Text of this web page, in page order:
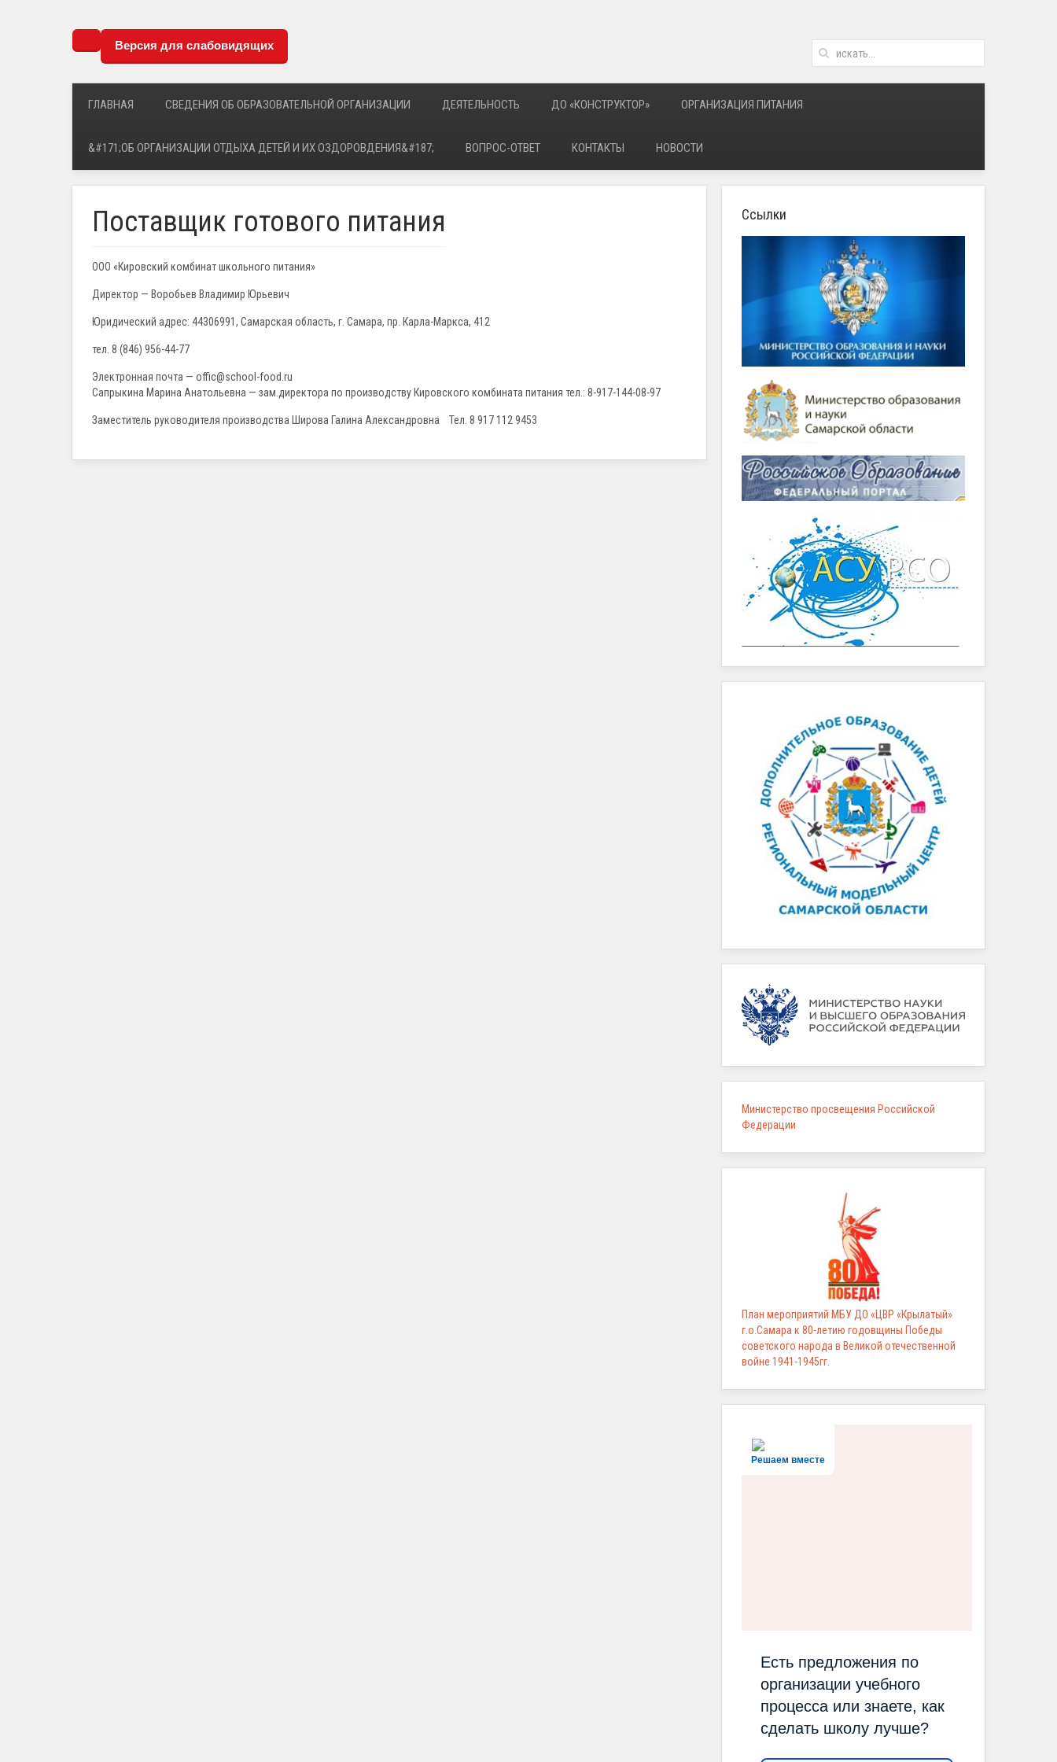
Версия для слабовидящих
ГЛАВНАЯ СВЕДЕНИЯ ОБ ОБРАЗОВАТЕЛЬНОЙ ОРГАНИЗАЦИИ ДЕЯТЕЛЬНОСТЬ ДО «КОНСТРУКТОР» ОРГАНИЗАЦИЯ ПИТАНИЯ
&#171;ОБ ОРГАНИЗАЦИИ ОТДЫХА ДЕТЕЙ И ИХ ОЗДОРОВДЕНИЯ&#187; ВОПРОС-ОТВЕТ КОНТАКТЫ НОВОСТИ
Поставщик готового питания
ООО «Кировский комбинат школьного питания»
Директор — Воробьев Владимир Юрьевич
Юридический адрес: 44306991, Самарская область, г. Самара, пр. Карла-Маркса, 412
тел. 8 (846) 956-44-77
Электронная почта — offic@school-food.ru
Сапрыкина Марина Анатольевна — зам.директора по производству Кировского комбината питания тел.: 8-917-144-08-97
Заместитель руководителя производства Широва Галина Александровна Тел. 8 917 112 9453
Ссылки
Министерство просвещения Российской
Федерации
План мероприятий МБУ ДО «ЦВР «Крылатый»
г.о.Самара к 80-летию годовщины Победы
советского народа в Великой отечественной
войне 1941-1945гг.
Решаем вместе
Есть предложения по
организации учебного
процесса или знаете, как
сделать школу лучше?